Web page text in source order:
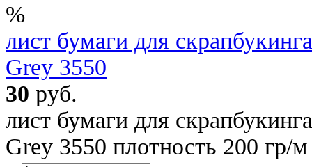
%
лист бумаги для
Grey 3550
30 руб.
лист бумаги для
Grey 3550 плотность 200 гр/м